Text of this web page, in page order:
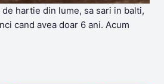
hartie din lume, sa sari in balti,
cand avea doar 6 ani. Acum